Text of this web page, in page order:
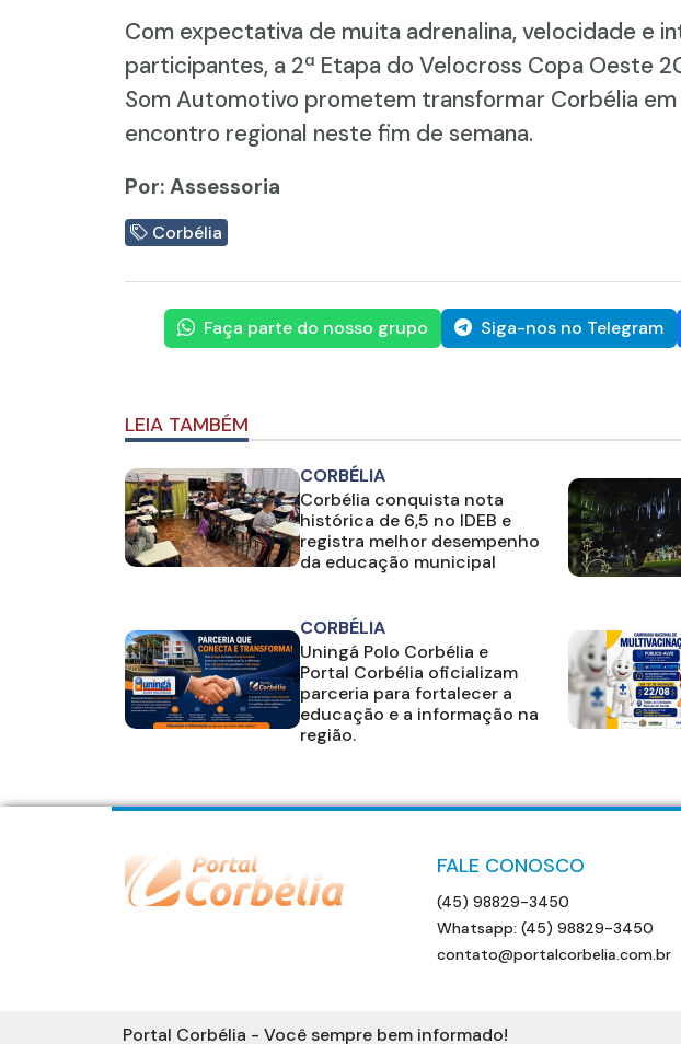
Com expectativa de muita adrenalina, velocidade e
participantes, a 2ª Etapa do Velocross Copa Oeste
Som Automotivo prometem transformar Corbélia
encontro regional neste fim de semana.
Por: Assessoria
Corbélia
Faça parte do nosso grupo Siga-nos no Telegram
LEIA TAMBÉM
CORBÉLIA
Corbélia conquista nota
histórica de 6,5 no IDEB e
registra melhor desempenho
da educação municipal
CORBÉLIA
Uningá Polo Corbélia e
Portal Corbélia oficializam
parceria para fortalecer a
educação e a informação na
região.
FALE CONOSCO
(45) 98829-3450
Whatsapp: (45) 98829-3450
contato@portalcorbelia.com.br
Portal Corbélia - Você sempre bem informado!